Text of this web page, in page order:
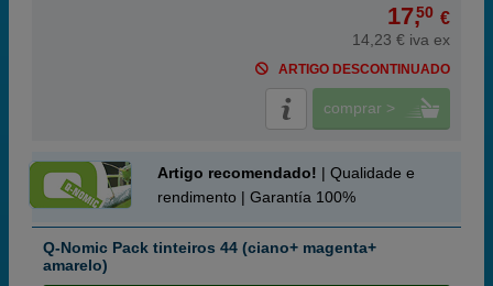
17,50 €
14,23 € iva ex
ARTIGO DESCONTINUADO
comprar >
Artigo recomendado! | Qualidade e
rendimento | Garantía 100%
Q-Nomic Pack tinteiros 44 (ciano+ magenta+
amarelo)